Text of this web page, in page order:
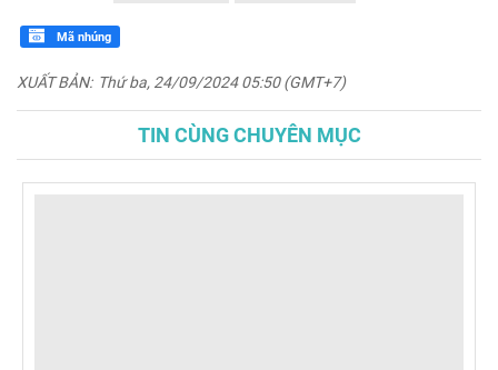
Mã nhúng
XUẤT BẢN: Thứ ba, 24/09/2024 05:50 (GMT+7)
TIN CÙNG CHUYÊN MỤC